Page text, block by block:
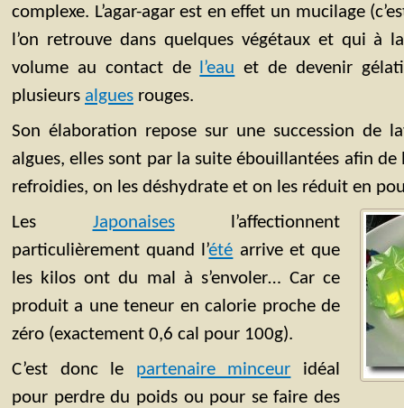
complexe. L’agar-agar est en effet un mucilage
l’on retrouve dans quelques végétaux et qui à
volume au contact de l’eau et de devenir
plusieurs algues rouges.
Son élaboration repose sur une succession de
algues, elles sont par la suite ébouillantées afin
refroidies, on les déshydrate et on les réduit en
Les Japonaisesl’affectionnent
particulièrement quand l’été arrive et que
les kilos ont du mal à s’envoler… Car ce
produit a une teneur en calorie proche de
zéro (exactement 0,6 cal pour 100g).
C’est donc le partenaire minceur idéal
pour perdre du poids ou pour se faire des